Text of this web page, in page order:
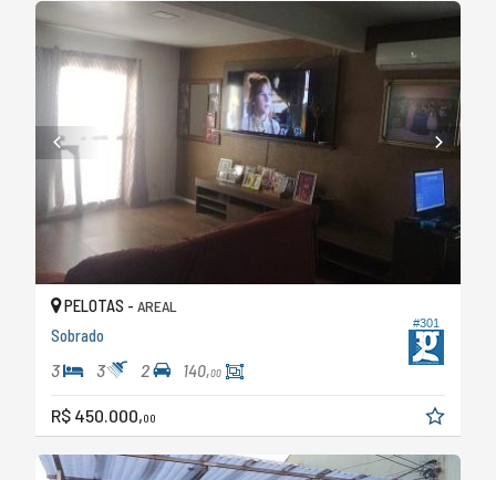
#301
PELOTAS - AREAL
Sobrado
3 3 2 140,00
R$ 450.000,00